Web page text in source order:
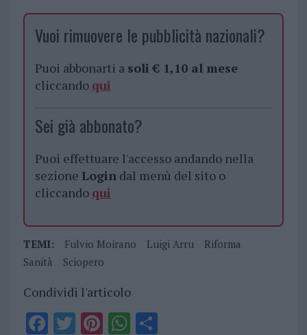
Vuoi rimuovere le pubblicità nazionali?
Puoi abbonarti a soli € 1,10 al mese
cliccando qui
Sei già abbonato?
Puoi effettuare l'accesso andando nella
sezione Logindal menù del sito o
cliccando qui
TEMI: Fulvio Moirano Luigi Arru
Riforma
Sanità
Sciopero
Condividi l'articolo
F T PiWS